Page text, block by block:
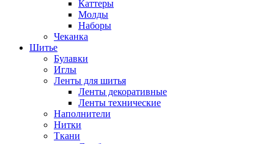
Каттеры
Молды
Наборы
Чеканка
Шитье
Булавки
Иглы
Ленты для шитья
Ленты декоративные
Ленты технические
Наполнители
Нитки
Ткани